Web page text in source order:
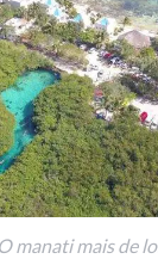
O manati mais de